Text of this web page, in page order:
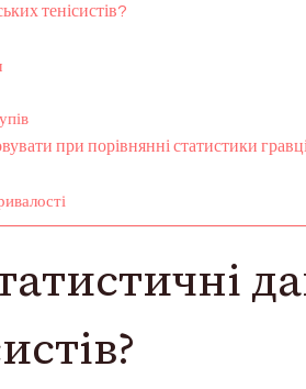
тенісистів?
при порівнянні статистики